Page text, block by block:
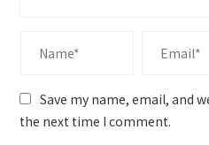
Save my name, email, and
the next time I comment.